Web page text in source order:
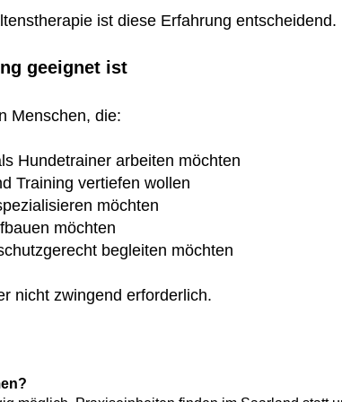
ist diese Erfahrung entscheidend.
geeignet ist
Menschen, die:
Hundetrainer arbeiten möchten
Training vertiefen wollen
möchten
möchten
begleiten möchten
nicht zwingend erforderlich.